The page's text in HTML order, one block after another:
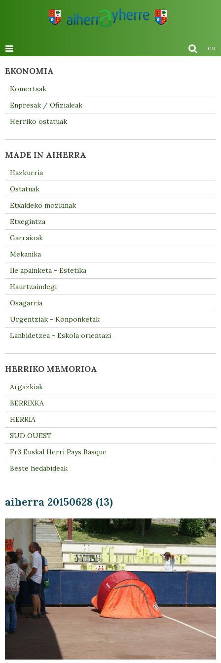
eu
aiherra 20150628 (13)
EKONOMIA
Komertsak
Enpresak / Ofizialeak
Herriko ostatuak
MADE IN AIHERRA
Hazkurria
Ostatuak
Etxaldeko mozkinak
Etxegintza
Garraioak
Mekanika
Ile apainketa - Estetika
Haurtzaindegi
Osagarria
Urgentziak - Konponketak
Lanbidetzea - Eskola orientazi
HERRIKO MEMORIOA
Argazkiak
BERRIXKA
HERRIA
SUD OUEST
Fr3 Euskal Herri Pays Basque
Beste hedabideak